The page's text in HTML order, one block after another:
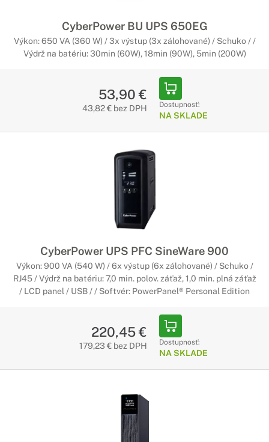
CyberPower BU UPS 650EG
Výkon: 650 VA (360 W) / 3x výstup (3x zálohované) / Schuko / /
Výdrž na batériu: 30min (60W), 18min (90W), 5min (200W)
53,90 €
43,82 € bez DPH Dostupnosť:
NA SKLADE
CyberPower UPS PFC SineWare 900
Výkon: 900 VA (540 W) / 6x výstup (6x zálohované) / Schuko /
RJ45 / Výdrž na batériu: 7,0 min. polov. záťaž, 1,0 min. plná záťaž
/ LCD panel / USB / / Softvér: PowerPanel® Personal Edition
220,45 €
179,23 € bez DPH Dostupnosť:
NA SKLADE